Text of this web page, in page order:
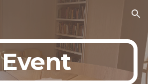
Skip to navigation
Event